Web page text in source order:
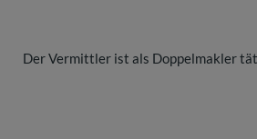
Der Vermittler ist als Doppelmakler